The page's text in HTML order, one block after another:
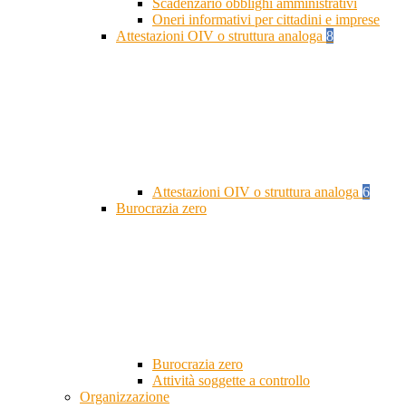
Scadenzario obblighi amministrativi
Oneri informativi per cittadini e imprese
Attestazioni OIV o struttura analoga 8
Attestazioni OIV o struttura analoga 6
Burocrazia zero
Burocrazia zero
Attività soggette a controllo
Organizzazione